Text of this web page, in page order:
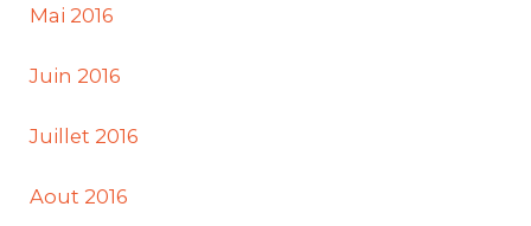
Mai 2016
Juin 2016
Juillet 2016
Aout 2016